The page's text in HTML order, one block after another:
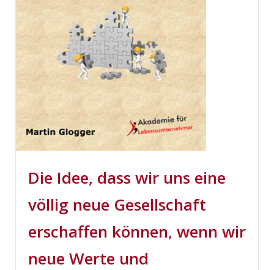
Die Idee, dass wir uns eine
völlig neue Gesellschaft
erschaffen können, wenn wir
neue Werte und